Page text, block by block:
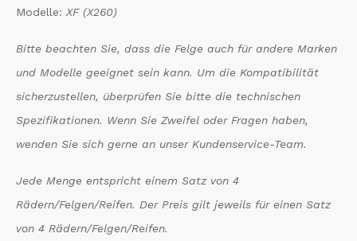
Modelle: XF (X260)
Bitte beachten Sie, dass die Felge auch für andere Marken
und Modelle geeignet sein kann. Um die Kompatibilität
sicherzustellen, überprüfen Sie bitte die technischen
Spezifikationen. Wenn Sie Zweifel oder Fragen haben,
wenden Sie sich gerne an unser Kundenservice-Team.
Jede Menge entspricht einem Satz von 4
Rädern/Felgen/Reifen. Der Preis gilt jeweils für einen Satz
von 4 Rädern/Felgen/Reifen.